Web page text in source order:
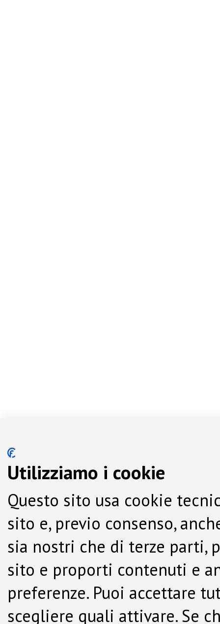
Utilizziamo i cookie
Questo sito usa cookie
sito e, previo consenso,
sia nostri che di terze parti,
sito e proporti contenuti e
preferenze. Puoi accettare
scegliere quali attivare. Se